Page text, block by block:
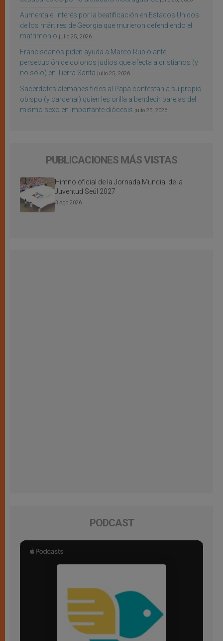
Aumenta el interés por la beatificación en Estados Unidos
de los mártires de Georgia que murieron defendiendo el
matrimonio julio 25, 2026
Franciscanos piden ayuda a Marco Rubio ante
persecución de colonos judíos que afecta a cristianos (y
no sólo) en Tierra Santa julio 25, 2026
Sacerdotes alemanes fieles al Papa contestan a su propio
obispo (y cardenal) quien les orilla a bendecir parejas del
mismo sexo en importante diócesis julio 25, 2026
PUBLICACIONES MÁS VISTAS
Himno oficial de la Jornada Mundial de la
Juventud Seúl 2027
3 Ago 2026
PODCAST